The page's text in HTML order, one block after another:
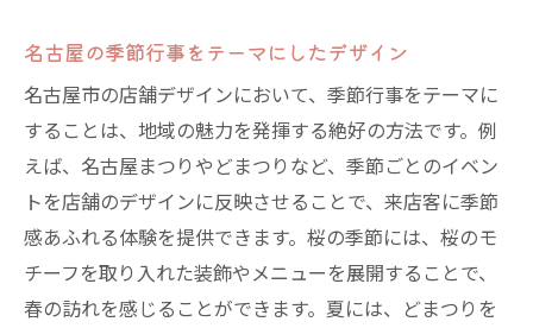
名古屋の季節行事をテーマにしたデザイン
名古屋市の店舗デザインにおいて、季節行事をテーマに
することは、地域の魅力を発揮する絶好の方法です。例
えば、名古屋まつりやどまつりなど、季節ごとのイベン
トを店舗のデザインに反映させることで、来店客に季節
感あふれる体験を提供できます。桜の季節には、桜のモ
チーフを取り入れた装飾やメニューを展開することで、
春の訪れを感じることができます。夏には、どまつりを